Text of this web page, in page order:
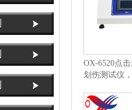
OX-6520点
划伤测试仪